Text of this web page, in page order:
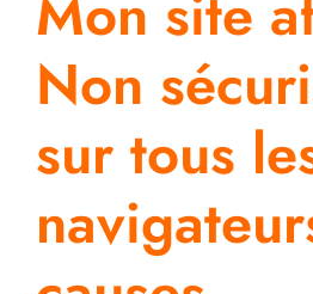
Non
sur tous